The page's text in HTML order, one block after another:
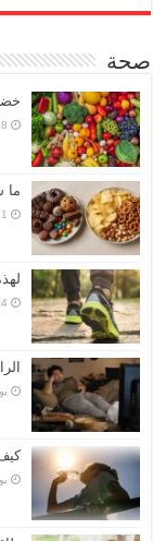
صحة
ما